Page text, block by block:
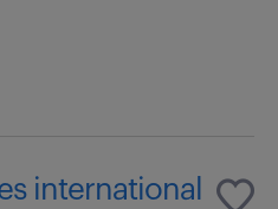
international